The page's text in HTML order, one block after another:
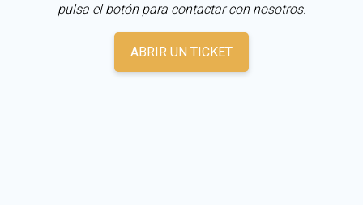
pulsa el botón para contactar con nosotros.
ABRIR UN TICKET